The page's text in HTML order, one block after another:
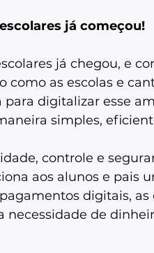
já começou!
já chegou, e
como as escolas e
para digitalizar esse
simples,
controle e
aos alunos e pais
digitais,
necessidade de